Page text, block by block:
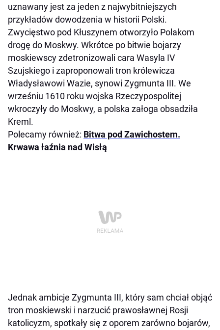
uznawany jest za jeden z najwybitniejszych
przykładów dowodzenia w historii Polski.
Zwycięstwo pod Kłuszynem otworzyło Polakom
drogę do Moskwy. Wkrótce po bitwie bojarzy
moskiewscy zdetronizowali cara Wasyla IV
Szujskiego i zaproponowali tron królewicza
Władysławowi Wazie, synowi Zygmunta III. We
wrześniu 1610 roku wojska Rzeczypospolitej
wkroczyły do Moskwy, a polska załoga obsadziła
Kreml.
Polecamy również: Bitwa pod Zawichostem.
Krwawa łaźnia nad Wisłą
Jednak ambicje Zygmunta III, który sam chciał objąć
tron moskiewski i narzucić prawosławnej Rosji
katolicyzm, spotkały się z oporem zarówno bojarów,